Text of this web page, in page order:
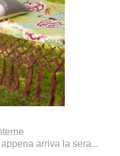
arriva la sera...